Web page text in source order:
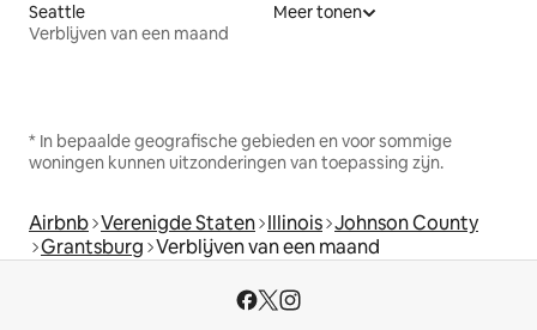
Seattle
Verblijven van een maand
Meer tonen
* In bepaalde geografische gebieden en voor sommige
woningen kunnen uitzonderingen van toepassing zijn.
Airbnb Verenigde Staten Illinois Johnson County
Grantsburg Verblijven van een maand